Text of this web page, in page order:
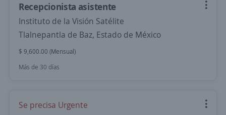
Recepcionista asistente
Instituto de la Visión Satélite
Tlalnepantla de Baz, Estado de México
$ 9,600.00 (Mensual)
Más de 30 días
Se precisa Urgente